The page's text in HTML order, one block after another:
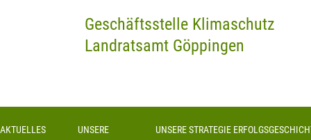
Geschäftsstelle Klimaschutz
Landratsamt Göppingen
AKTUELLES
UNSERE
UNSERE STRATEGIE